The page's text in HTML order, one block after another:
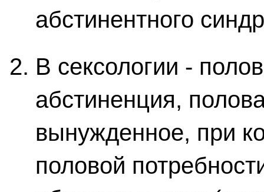
абстинентного
В сексологии -
абстиненция,
вынужденное, при
половой